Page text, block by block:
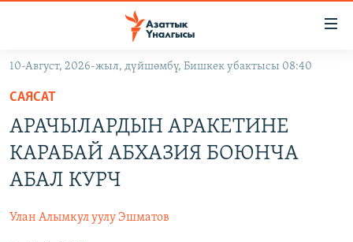
Навигацияга
өтүңүз
Издөөгө
салыңыз
САЯСАТ
МАДАНИЯТ
ДҮЙНӨ
УКРАИНА
ТВ ПРОГРАММАЛАР
10-Август, 2026-жыл, дүйшөмбү, Бишкек убактысы 08:40
САЯСАТ
АРАЧЫЛАРДЫН АРАКЕТИНЕ
КАРАБАЙ АБХАЗИЯ БОЮНЧА
АБАЛ КУРЧ
Улан Алымкул уулу Эшматов